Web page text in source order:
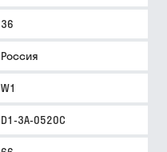
36
Россия
W1
D1-3A-0520C